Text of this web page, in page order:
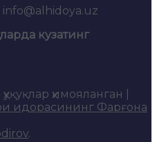
кузатинг
ҳимояланган |
идорасининг Фарғона
.